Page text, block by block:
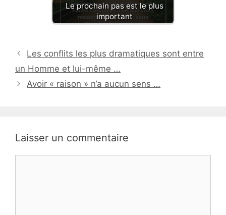
Le prochain pas est le plus
important
Les conflits les plus dramatiques sont entre
un Homme et lui-même …
Avoir « raison » n’a aucun sens …
Laisser un commentaire